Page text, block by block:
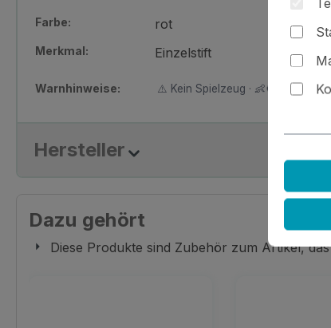
Farbe: rot
Merkmal: Einzelstift
Warnhinweise: ⚠️ Kein Spielzeug · 👶🚫 Nicht für
Hersteller
Dazu gehört
Diese Produkte sind Zubehör zum Artikel,